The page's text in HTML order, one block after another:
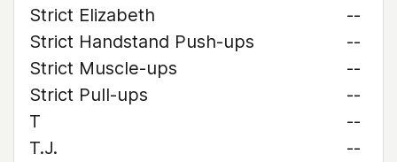
Strict Elizabeth
--
Strict Handstand Push-ups
--
Strict Muscle-ups
--
Strict Pull-ups
--
T
--
T.J.
--